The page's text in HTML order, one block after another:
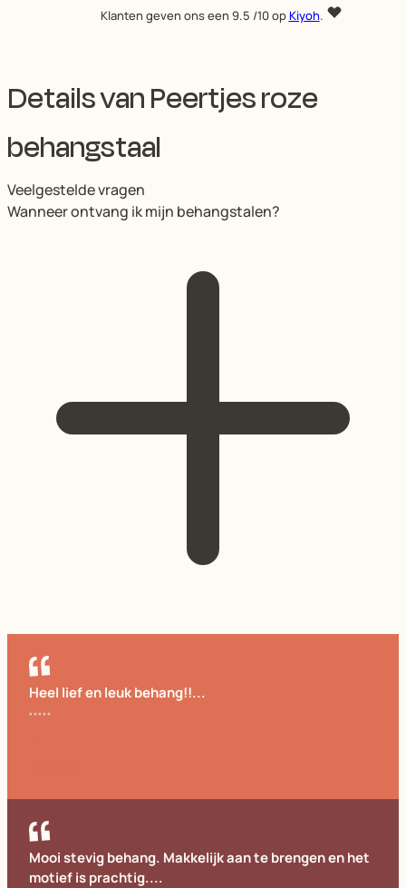
Klanten geven ons een 9.5 /10 opKiyoh.
Details van Peertjes roze
behangstaal
Veelgestelde vragen
Wanneer ontvang ik mijn behangstalen?
Heel lief en leuk behang!!...
Mooi stevig behang. Makkelijk aan te brengen en het
motief is prachtig....